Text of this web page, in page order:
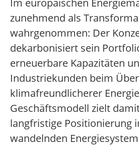
Im europäischen
zunehmend als
wahrgenommen: Der
dekarbonisiert sein
erneuerbare Kapazitäten
Industriekunden beim
klimafreundlicherer
Geschäftsmodell zielt
langfristige Positionierung
wandelnden